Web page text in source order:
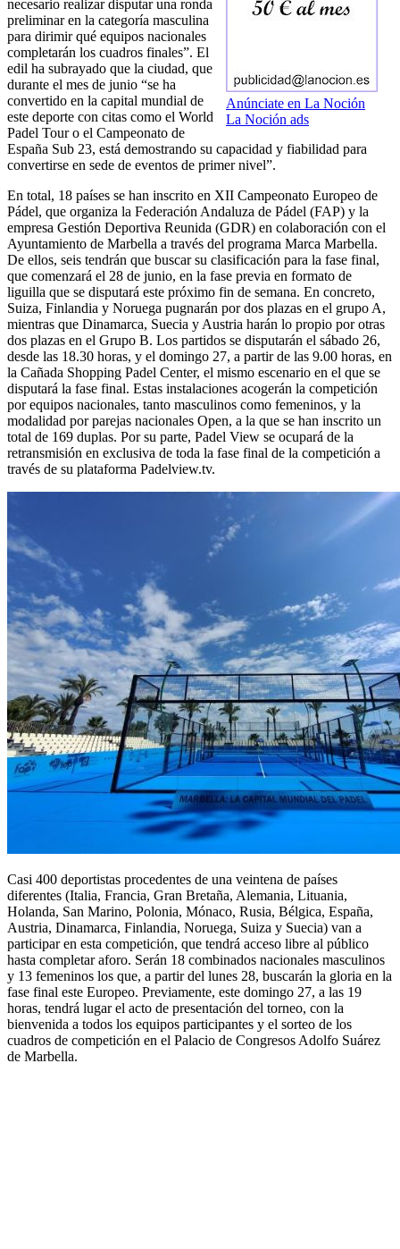
Anúnciate en La Noción
La Noción ads
necesario realizar disputar una ronda
preliminar en la categoría masculina
para dirimir qué equipos nacionales
completarán los cuadros finales”. El
edil ha subrayado que la ciudad, que
durante el mes de junio “se ha
convertido en la capital mundial de
este deporte con citas como el World
Padel Tour o el Campeonato de
España Sub 23, está demostrando su capacidad y fiabilidad para
convertirse en sede de eventos de primer nivel”.
En total, 18 países se han inscrito en XII Campeonato Europeo de
Pádel, que organiza la Federación Andaluza de Pádel (FAP) y la
empresa Gestión Deportiva Reunida (GDR) en colaboración con el
Ayuntamiento de Marbella a través del programa Marca Marbella.
De ellos, seis tendrán que buscar su clasificación para la fase final,
que comenzará el 28 de junio, en la fase previa en formato de
liguilla que se disputará este próximo fin de semana. En concreto,
Suiza, Finlandia y Noruega pugnarán por dos plazas en el grupo A,
mientras que Dinamarca, Suecia y Austria harán lo propio por otras
dos plazas en el Grupo B. Los partidos se disputarán el sábado 26,
desde las 18.30 horas, y el domingo 27, a partir de las 9.00 horas, en
la Cañada Shopping Padel Center, el mismo escenario en el que se
disputará la fase final. Estas instalaciones acogerán la competición
por equipos nacionales, tanto masculinos como femeninos, y la
modalidad por parejas nacionales Open, a la que se han inscrito un
total de 169 duplas. Por su parte, Padel View se ocupará de la
retransmisión en exclusiva de toda la fase final de la competición a
través de su plataforma Padelview.tv.
Casi 400 deportistas procedentes de una veintena de países
diferentes (Italia, Francia, Gran Bretaña, Alemania, Lituania,
Holanda, San Marino, Polonia, Mónaco, Rusia, Bélgica, España,
Austria, Dinamarca, Finlandia, Noruega, Suiza y Suecia) van a
participar en esta competición, que tendrá acceso libre al público
hasta completar aforo. Serán 18 combinados nacionales masculinos
y 13 femeninos los que, a partir del lunes 28, buscarán la gloria en la
fase final este Europeo. Previamente, este domingo 27, a las 19
horas, tendrá lugar el acto de presentación del torneo, con la
bienvenida a todos los equipos participantes y el sorteo de los
cuadros de competición en el Palacio de Congresos Adolfo Suárez
de Marbella.